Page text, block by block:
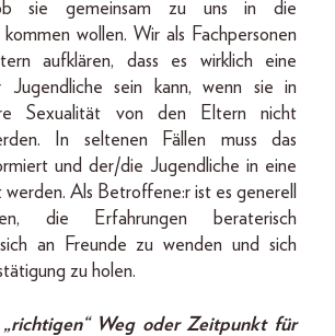
sie gemeinsam zu uns in die
wollen. Wir als Fachpersonen
aufklären, dass es wirklich eine
Jugendliche sein kann, wenn sie in
Sexualität von den Eltern nicht
In seltenen Fällen muss das
und der/die Jugendliche in eine
Als Betroffene:r ist es generell
die Erfahrungen beraterisch
an Freunde zu wenden und sich
zu holen.
Weg oder Zeitpunkt für